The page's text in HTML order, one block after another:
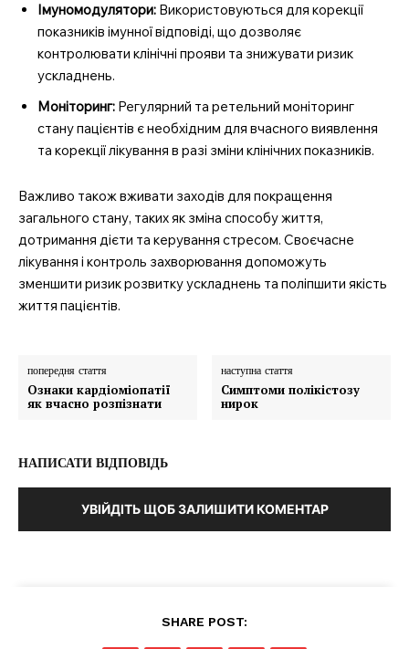
Імуномодулятори: Використовуються для корекції
показників імунної відповіді, що дозволяє
контролювати клінічні прояви та знижувати ризик
ускладнень.
Моніторинг: Регулярний та ретельний моніторинг
стану пацієнтів є необхідним для вчасного виявлення
та корекції лікування в разі зміни клінічних показників.
Важливо також вживати заходів для покращення
загального стану, таких як зміна способу життя,
дотримання дієти та керування стресом. Своєчасне
лікування і контроль захворювання допоможуть
зменшити ризик розвитку ускладнень та поліпшити якість
життя пацієнтів.
попередня стаття
Ознаки кардіоміопатії
як вчасно розпізнати
наступна стаття
Симптоми полікістозу
нирок
НАПИСАТИ ВІДПОВІДЬ
УВІЙДІТЬ ЩОБ ЗАЛИШИТИ КОМЕНТАР
SHARE POST: